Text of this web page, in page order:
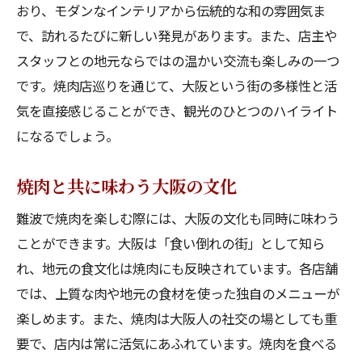
おり、モダンなインテリアから伝統的な和の雰囲気ま
で、訪れるたびに新しい発見があります。また、店主や
スタッフとの地元ならではの温かい交流も楽しみの一つ
です。焼肉店巡りを通じて、大阪という街の多様性と活
気を直接感じることができ、観光のひとつのハイライト
になるでしょう。
焼肉と共に味わう大阪の文化
難波で焼肉を楽しむ際には、大阪の文化も同時に味わう
ことができます。大阪は「食い倒れの街」として知ら
れ、地元の食文化は焼肉にも反映されています。各店舗
では、上質な肉や地元の食材を使った独自のメニューが
楽しめます。また、焼肉は大阪人の社交の場としても重
要で、店内は常に活気にあふれています。焼肉を食べる